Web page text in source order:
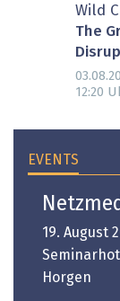
Wild
The
12:20
EVENTS
19. August
Horgen